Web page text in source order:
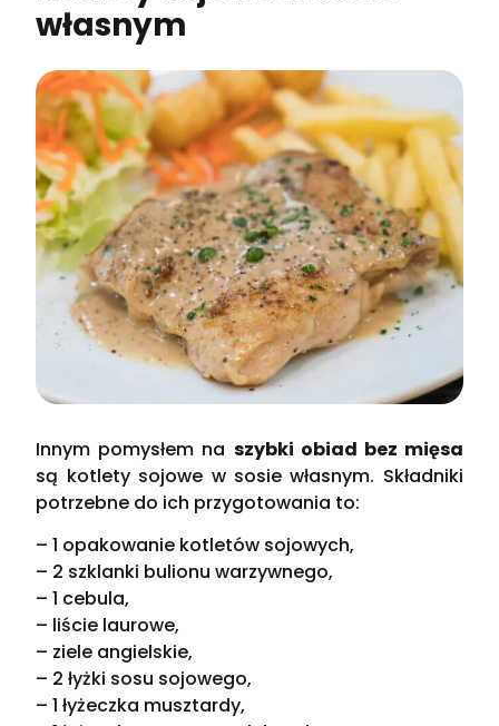
własnym
Innym pomysłem na szybki obiad bez mięsa
są kotlety sojowe w sosie własnym. Składniki
potrzebne do ich przygotowania to:
– 1 opakowanie kotletów sojowych,
– 2 szklanki bulionu warzywnego,
– 1 cebula,
– liście laurowe,
– ziele angielskie,
– 2 łyżki sosu sojowego,
– 1 łyżeczka musztardy,